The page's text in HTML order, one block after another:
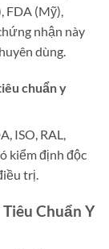
FDA (Mỹ),
nhận này
dùng.
chuẩn y
ISO, RAL,
kiểm định độc
trị.
Chuẩn Y